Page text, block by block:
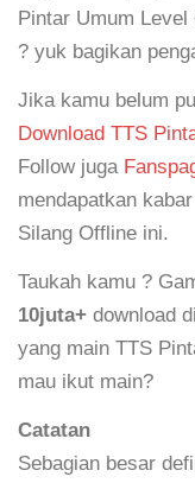
Pintar Umum
? yuk bagikan
Jika kamu belum
Download TTS
Follow juga
mendapatkan
Silang Offline ini.
Taukah kamu ?
10juta+ download
yang main TTS
mau ikut main?
Catatan
Sebagian besar